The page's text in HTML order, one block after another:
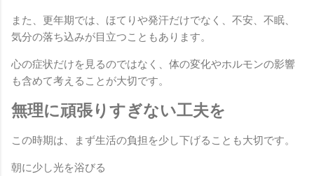
また、更年期では、ほてりや発汗だけでなく、不安、不眠、
気分の落ち込みが目立つこともあります。
心の症状だけを見るのではなく、体の変化やホルモンの影響
も含めて考えることが大切です。
無理に頑張りすぎない工夫を
この時期は、まず生活の負担を少し下げることも大切です。
朝に少し光を浴びる